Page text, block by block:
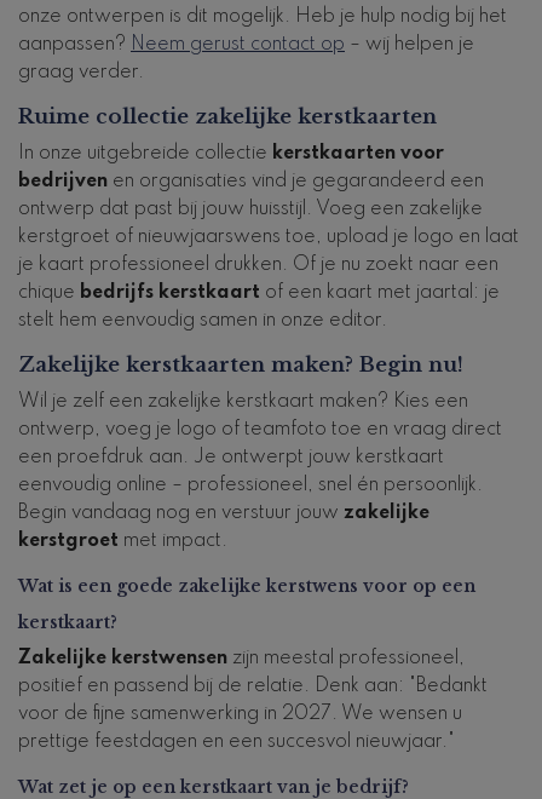
onze ontwerpen is dit mogelijk. Heb je hulp nodig bij het
aanpassen? Neem gerust contact op – wij helpen je
graag verder.
Ruime collectie zakelijke kerstkaarten
In onze uitgebreide collectie kerstkaarten voor
bedrijven en organisaties vind je gegarandeerd een
ontwerp dat past bij jouw huisstijl. Voeg een zakelijke
kerstgroet of nieuwjaarswens toe, upload je logo en laat
je kaart professioneel drukken. Of je nu zoekt naar een
chique bedrijfs kerstkaart of een kaart met jaartal: je
stelt hem eenvoudig samen in onze editor.
Zakelijke kerstkaarten maken? Begin nu!
Wil je zelf een zakelijke kerstkaart maken? Kies een
ontwerp, voeg je logo of teamfoto toe en vraag direct
een proefdruk aan. Je ontwerpt jouw kerstkaart
eenvoudig online – professioneel, snel én persoonlijk.
Begin vandaag nog en verstuur jouw zakelijke
kerstgroet met impact.
Wat is een goede zakelijke kerstwens voor op een
kerstkaart?
Zakelijke kerstwensen zijn meestal professioneel,
positief en passend bij de relatie. Denk aan: "Bedankt
voor de fijne samenwerking in 2027. We wensen u
prettige feestdagen en een succesvol nieuwjaar."
Wat zet je op een kerstkaart van je bedrijf?